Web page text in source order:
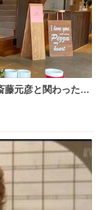
藤元彦と関わった事
よ、残念ながら。